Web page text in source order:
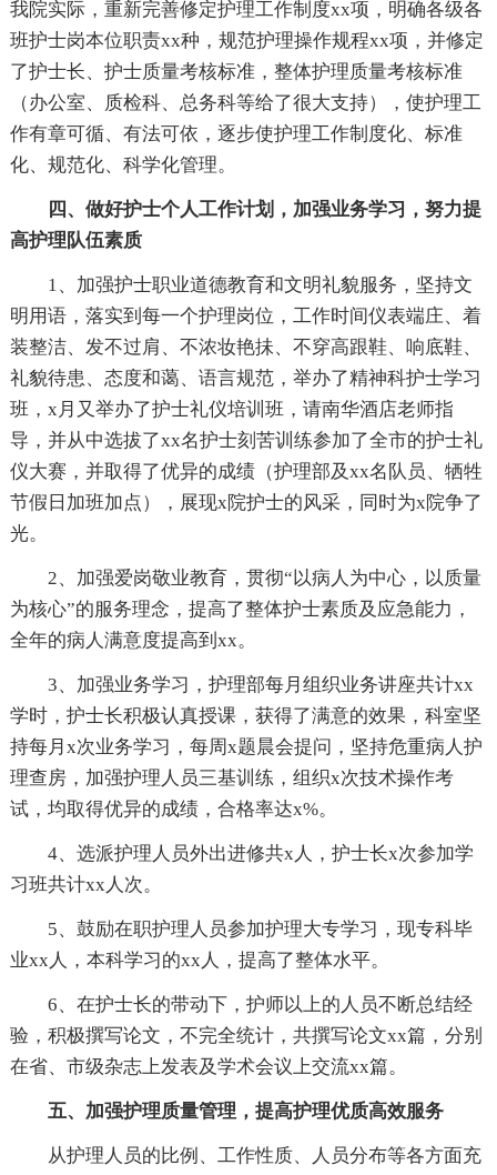
我院实际，重新完善修定护理工作制度xx项，明确各级各
班护士岗本位职责xx种，规范护理操作规程xx项，并修定
了护士长、护士质量考核标准，整体护理质量考核标准
（办公室、质检科、总务科等给了很大支持），使护理工
作有章可循、有法可依，逐步使护理工作制度化、标准
化、规范化、科学化管理。
四、做好护士个人工作计划，加强业务学习，努力提
高护理队伍素质
1、加强护士职业道德教育和文明礼貌服务，坚持文
明用语，落实到每一个护理岗位，工作时间仪表端庄、着
装整洁、发不过肩、不浓妆艳抺、不穿高跟鞋、响底鞋、
礼貌待患、态度和蔼、语言规范，举办了精神科护士学习
班，x月又举办了护士礼仪培训班，请南华酒店老师指
导，并从中选拔了xx名护士刻苦训练参加了全市的护士礼
仪大赛，并取得了优异的成绩（护理部及xx名队员、牺牲
节假日加班加点），展现x院护士的风采，同时为x院争了
光。
2、加强爱岗敬业教育，贯彻“以病人为中心，以质量
为核心”的服务理念，提高了整体护士素质及应急能力，
全年的病人满意度提高到xx。
3、加强业务学习，护理部每月组织业务讲座共计xx
学时，护士长积极认真授课，获得了满意的效果，科室坚
持每月x次业务学习，每周x题晨会提问，坚持危重病人护
理查房，加强护理人员三基训练，组织x次技术操作考
试，均取得优异的成绩，合格率达x%。
4、选派护理人员外出进修共x人，护士长x次参加学
习班共计xx人次。
5、鼓励在职护理人员参加护理大专学习，现专科毕
业xx人，本科学习的xx人，提高了整体水平。
6、在护士长的带动下，护师以上的人员不断总结经
验，积极撰写论文，不完全统计，共撰写论文xx篇，分别
在省、市级杂志上发表及学术会议上交流xx篇。
五、加强护理质量管理，提高护理优质高效服务
从护理人员的比例、工作性质、人员分布等各方面充